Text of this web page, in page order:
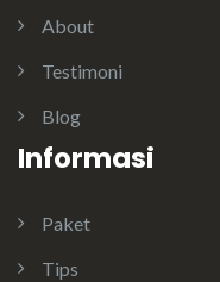
About
Testimoni
Blog
Informasi
Paket
Tips